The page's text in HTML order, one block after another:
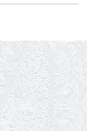
18.05.2026
Шукаємо
17.05.2026
Ювілей
13.05.2026